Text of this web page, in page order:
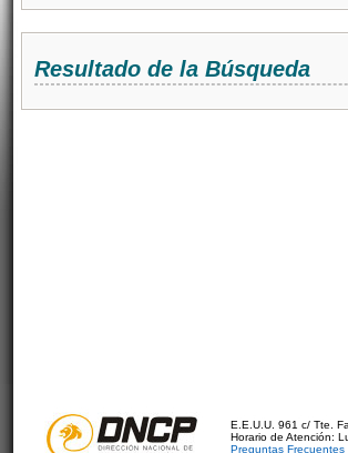
Resultado de la Búsqueda
E.E.U.U. 961 c/ Tte.
Horario de Atención:
Preguntas Frecuentes